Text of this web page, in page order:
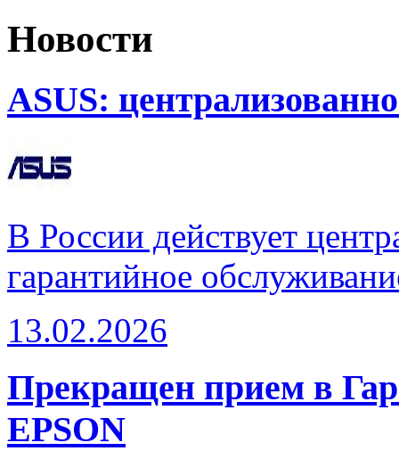
Новости
ASUS:
В России действует
гарантийное
13.02.2026
Прекращен прием в
EPSON